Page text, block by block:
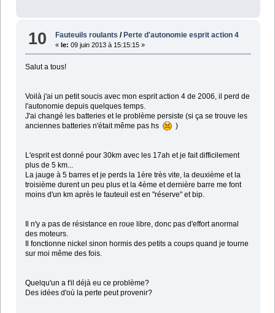
10 Fauteuils roulants / Perte d'autonomie esprit action 4
«le: 09 juin 2013 à 15:15:15 »
Salut a tous!
Voilà j'ai un petit soucis avec mon esprit action 4 de 2006, il perd de
l'autonomie depuis quelques temps.
J'ai changé les batteries et le problème persiste (si ça se trouve les
anciennes batteries n'était même pas hs
)
L'esprit est donné pour 30km avec les 17ah et je fait difficilement
plus de 5 km...
La jauge à 5 barres et je perds la 1ère très vite, la deuxième et la
troisième durent un peu plus et la 4ème et dernière barre me font
moins d'un km après le fauteuil est en "réserve" et bip.
Il n'y a pas de résistance en roue libre, donc pas d'effort anormal
des moteurs.
Il fonctionne nickel sinon hormis des petits a coups quand je tourne
sur moi même des fois.
Quelqu'un a t'il déjà eu ce problème?
Des idées d'où la perte peut provenir?